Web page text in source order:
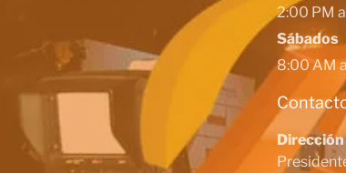
2:00 PM
Sábados
8:00 AM
Dirección